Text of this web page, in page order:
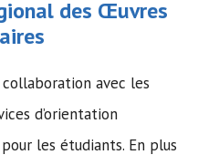
des Œuvres
avec les
d’orientation
les étudiants. En plus